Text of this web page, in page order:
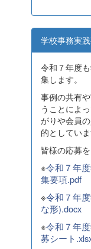
学校事務実
令和７年度
集します。
事例の共有
うことによ
がりや会員
的としていま
皆様の応募
※令和７年
集要項.pdf
※令和７年
な形).docx
※令和７年
募シート